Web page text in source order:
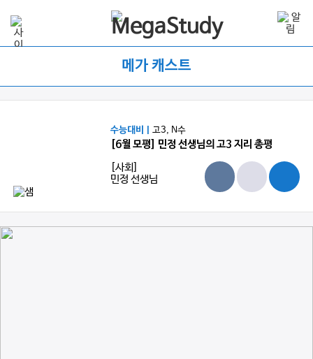
메가 캐스트
수능대비 |고3, N수
[6월 모평] 민정 선생님의 고3 지리 총평
[사회]
민정 선생님